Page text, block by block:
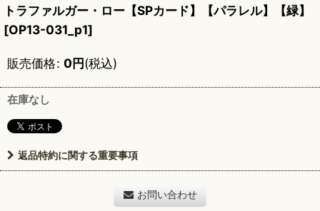
トラファルガー・ロー【SPカード】【パラレル】【緑】
[OP13-031_p1]
販売価格: 0円(税込)
在庫なし
返品特約に関する重要事項
お問い合わせ